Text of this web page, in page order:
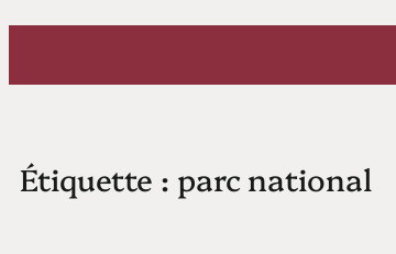
Aller
contenu
Étiquette : parc national